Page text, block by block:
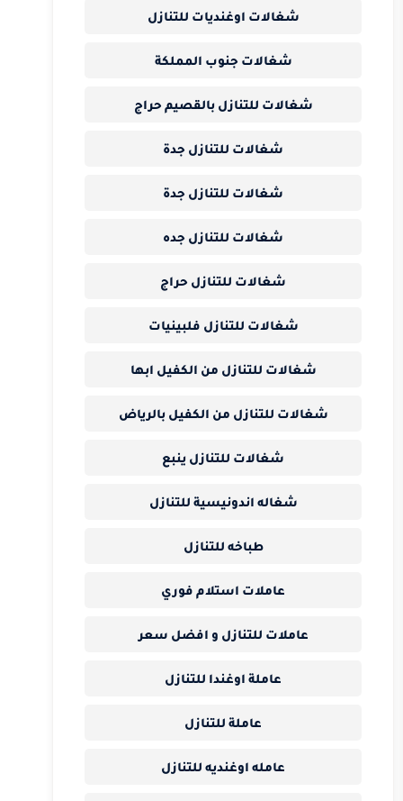
شغالات اوغنديات للتنازل
شغالات جنوب المملكة
شغالات للتنازل بالقصيم حراج
شغالات للتنازل جدة
شغالات للتنازل جدة
شغالات للتنازل جده
شغالات للتنازل حراج
شغالات للتنازل فلبينيات
شغالات للتنازل من الكفيل ابها
شغالات للتنازل من الكفيل بالرياض
شغالات للتنازل ينبع
شغاله اندونيسية للتنازل
طباخه للتنازل
عاملات استلام فوري
عاملات للتنازل و افضل سعر
عاملة اوغندا للتنازل
عاملة للتنازل
عامله اوغنديه للتنازل